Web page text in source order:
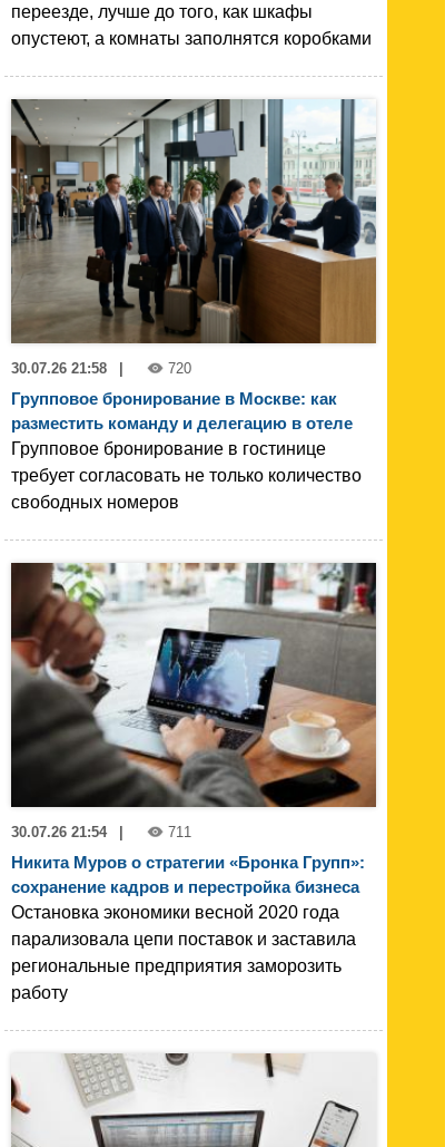
переезде, лучше до того, как шкафы
опустеют, а комнаты заполнятся коробками
30.07.26 21:58 720
Групповое бронирование в Москве: как
разместить команду и делегацию в отеле
Групповое бронирование в гостинице
требует согласовать не только количество
свободных номеров
30.07.26 21:54 | 711
Никита Муров о стратегии «Бронка Групп»:
сохранение кадров и перестройка бизнеса
Остановка экономики весной 2020 года
парализовала цепи поставок и заставила
региональные предприятия заморозить
работу